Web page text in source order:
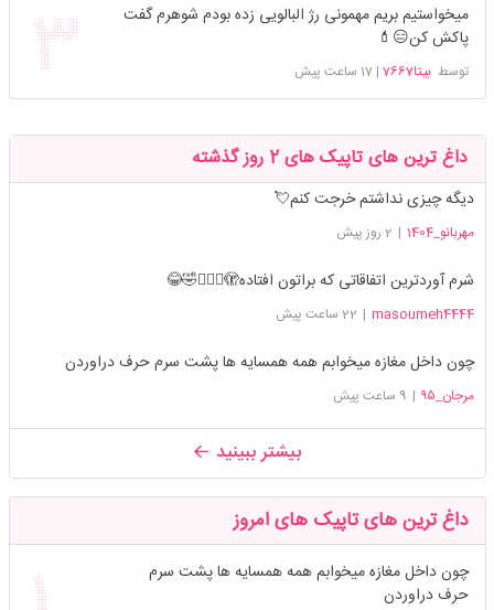
میخواستیم بریم مهمونی رژ البالویی زده بودم شوهرم گفت
پاکش کن😑💄
توسطبیتا7667 |17 ساعت پیش
داغ ترین های تاپیک های 2 روز گذشته
دیگه چیزی نداشتم خرجت کنم💘
مهربانو_1404 | 2 روز پیش
شرم آوردترین اتفاقاتی که براتون افتاده🫣🤦🏻‍♀️🤣😂
masoumeh4444
| 22 ساعت پیش
چون داخل مغازه میخوابم همه همسایه ها پشت سرم حرف دراوردن
مرجان_۹۵ | 9 ساعت پیش
بیشتر ببینید
داغ ترین های تاپیک های امروز
چون داخل مغازه میخوابم همه همسایه ها پشت سرم
حرف دراوردن